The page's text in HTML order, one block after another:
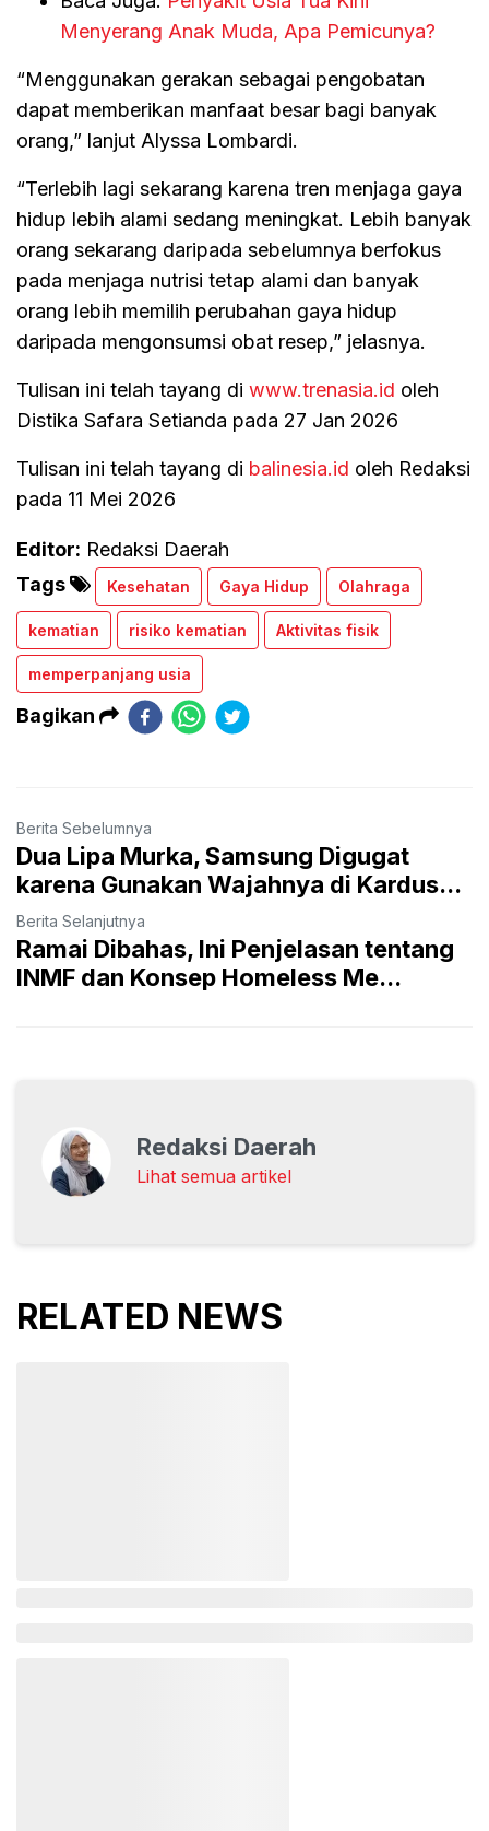
Menyerang Anak Muda, Apa Pemicunya?
“Menggunakan gerakan sebagai pengobatan
dapat memberikan manfaat besar bagi banyak
orang,” lanjut Alyssa Lombardi.
“Terlebih lagi sekarang karena tren menjaga gaya
hidup lebih alami sedang meningkat. Lebih banyak
orang sekarang daripada sebelumnya berfokus
pada menjaga nutrisi tetap alami dan banyak
orang lebih memilih perubahan gaya hidup
daripada mengonsumsi obat resep,” jelasnya.
Tulisan ini telah tayang di www.trenasia.id oleh
Distika Safara Setianda pada 27 Jan 2026
Tulisan ini telah tayang di balinesia.id oleh Redaksi
pada 11 Mei 2026
Editor: Redaksi Daerah
Tags
Kesehatan Gaya Hidup Olahraga
kematian risiko kematian Aktivitas fisik
memperpanjang usia
Bagikan
Berita Sebelumnya
Dua Lipa Murka, Samsung Digugat
karena Gunakan Wajahnya di Kardus...
Berita Selanjutnya
Ramai Dibahas, Ini Penjelasan tentang
INMF dan Konsep Homeless Me...
Redaksi Daerah
Lihat semua artikel
RELATED NEWS